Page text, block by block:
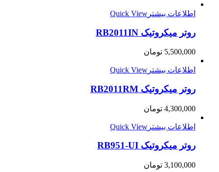
اطلاعات بیشتر Quick View
روتر میکروتیک RB2011IN
5,500,000 تومان
اطلاعات بیشتر Quick View
روتر میکروتیک RB2011RM
4,300,000 تومان
اطلاعات بیشتر Quick View
روتر میکروتیک RB951-UI
3,100,000 تومان